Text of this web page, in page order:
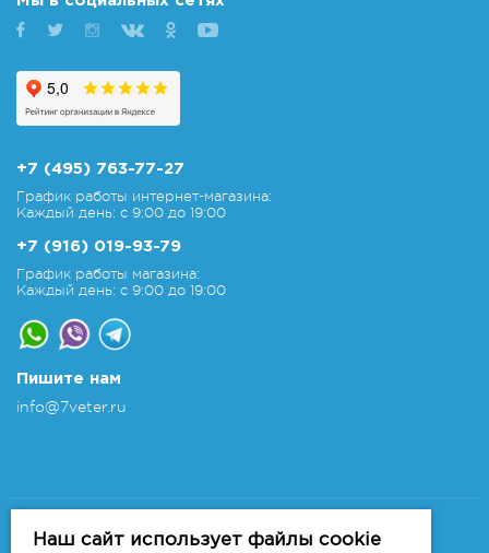
+7 (495) 763-77-27
График работы интернет-магазина:
Каждый день: с 9:00 до 19:00
+7 (916) 019-93-79
График работы магазина:
Каждый день: с 9:00 до 19:00
Пишите нам
info@7veter.ru
Интернет-магазин "На Семи Ветрах". Все права
Наш сайт использует файлы cookie